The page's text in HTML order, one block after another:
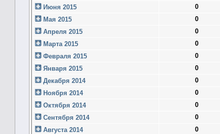
Июня 2015
0
Мая 2015
0
Апреля 2015
0
Марта 2015
0
Февраля 2015
0
Января 2015
0
Декабря 2014
0
Ноября 2014
0
Октября 2014
0
Сентября 2014
0
Августа 2014
0